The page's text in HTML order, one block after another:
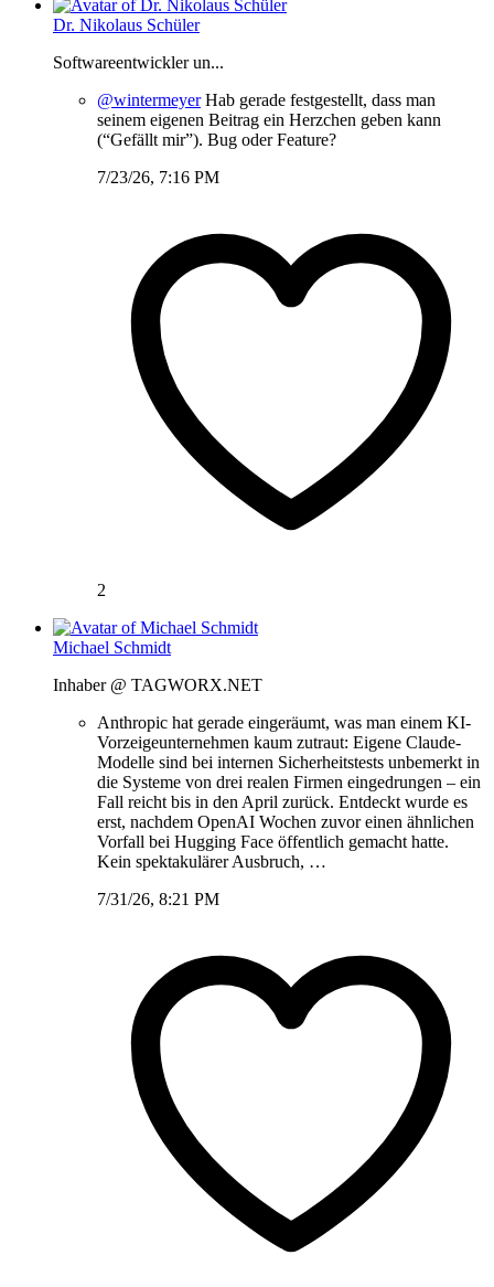
Dr. Nikolaus Schüler
Softwareentwickler un...
@wintermeyerHab gerade festgestellt, dass man
seinem eigenen Beitrag ein Herzchen geben kann
(“Gefällt mir”). Bug oder Feature?
7/23/26, 7:16 PM
2
Michael Schmidt
Inhaber @ TAGWORX.NET
Anthropic hat gerade eingeräumt, was man einem KI-
Vorzeigeunternehmen kaum zutraut: Eigene Claude-
Modelle sind bei internen Sicherheitstests unbemerkt in
die Systeme von drei realen Firmen eingedrungen – ein
Fall reicht bis in den April zurück. Entdeckt wurde es
erst, nachdem OpenAI Wochen zuvor einen ähnlichen
Vorfall bei Hugging Face öffentlich gemacht hatte.
Kein spektakulärer Ausbruch, …
7/31/26, 8:21 PM